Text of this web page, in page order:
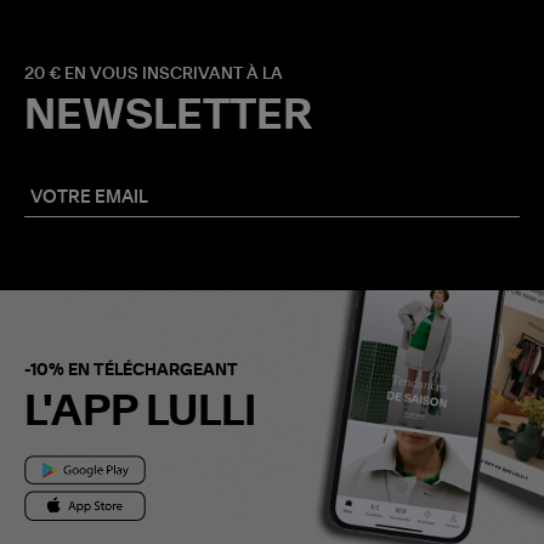
20 € EN VOUS INSCRIVANT À LA
NEWSLETTER
-10% EN TÉLÉCHARGEANT
L'APP LULLI